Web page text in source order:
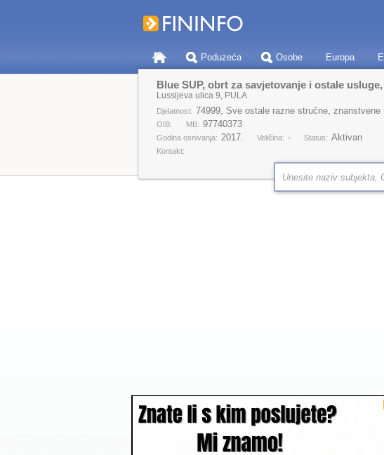
Poduzeća Osobe Europa
Blue SUP, obrt za savjetovanje i ostale
Lussijeva ulica 9, PULA
Djelatnost: 74999, Sve ostale razne stručne,
OIB: MB: 97740373
Godina osnivanja: 2017. Veličina: - Status: Aktivan
Kontakt: